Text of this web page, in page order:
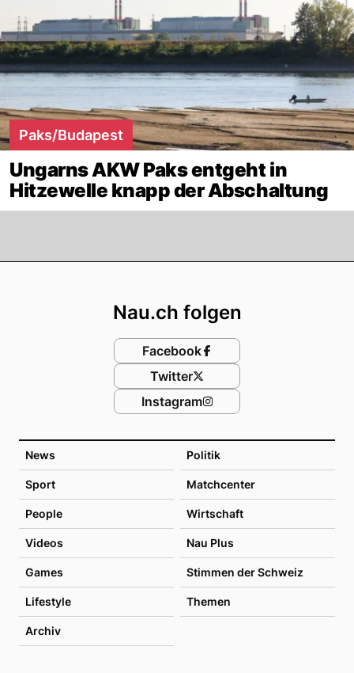
Paks/Budapest
Ungarns AKW Paks entgeht in
Hitzewelle knapp der Abschaltung
News Politik
Sport Matchcenter
People Wirtschaft
Videos Nau Plus
Games Stimmen der Schweiz
Lifestyle Themen
Archiv
Nau.ch folgen
Facebook
Twitter
Instagram